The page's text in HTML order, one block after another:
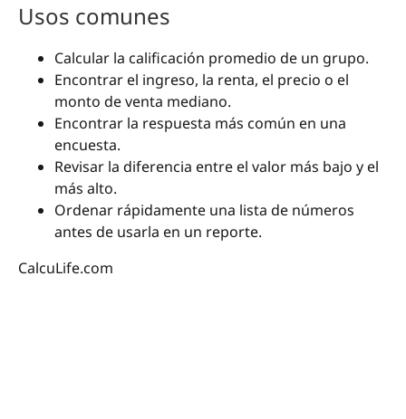
Usos comunes
Calcular la calificación promedio de un grupo.
Encontrar el ingreso, la renta, el precio o el
monto de venta mediano.
Encontrar la respuesta más común en una
encuesta.
Revisar la diferencia entre el valor más bajo y el
más alto.
Ordenar rápidamente una lista de números
antes de usarla en un reporte.
CalcuLife.com